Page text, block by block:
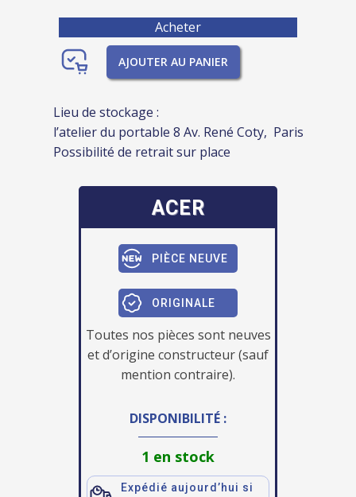
Acheter
AJOUTER AU PANIER
Lieu de stockage :
l’atelier du portable 8 Av. René Coty, Paris
Possibilité de retrait sur place
ACER
PIÈCE NEUVE
ORIGINALE
Toutes nos pièces sont neuves
et d’origine constructeur (sauf
mention contraire).
DISPONIBILITÉ :
1 en stock
Expédié aujourd’hui si